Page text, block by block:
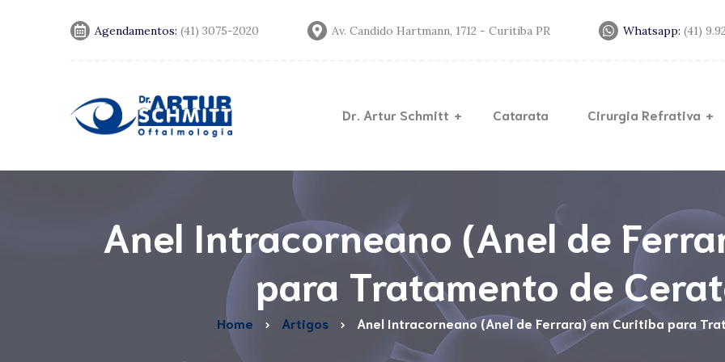
Agendamentos: (41) 3075-2020 Av. Candido Hartmann, 1712 - Curitiba PR Whatsapp: (41)
Dr. Artur Schmitt
Notícias
Catarata Cirurgia Refrativa
Miopia
Anel
Anel Intracorneano (Anel de
para Tratamento de
Home Artigos Anel Intracorneano (Anel de Ferrara) em Curitiba para